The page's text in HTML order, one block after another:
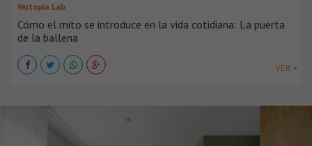
Wutopia Lab
Cómo el mito se introduce en la vida cotidiana: La puerta
de la ballena
VER +